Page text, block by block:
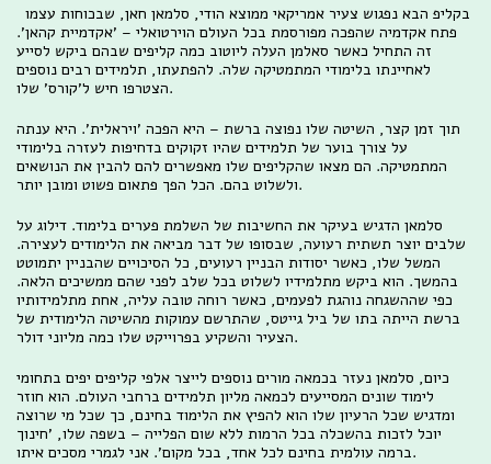
פתח אקדמיה שהפכה מפורסמת בכל העולם הוירטואלי – 'אקדמיית קהאן'.
זה התחיל כאשר סאלמן העלה ליוטוב כמה קליפים שבהם ביקש לסייע
לאחיינתו בלימודי המתמטיקה שלה. להפתעתו, תלמידים רבים נוספים
הצטרפו חיש ל'קורס' שלו.
תוך זמן קצר, השיטה שלו נפוצה ברשת – היא הפכה 'ויראלית'. היא ענתה
על צורך בוער של תלמידים שהיו זקוקים בדחיפות לעזרה בלימודי
המתמטיקה. הם מצאו שהקליפים שלו מאפשרים להם להבין את הנושאים
ולשלוט בהם. הכל הפך פתאום פשוט ומובן יותר.
סלמאן הדגיש בעיקר את החשיבות של השלמת פערים בלימוד. דילוג על
שלבים יוצר תשתית רעועה, שבסופו של דבר מביאה את הלימודים לעצירה.
המשל שלו, כאשר יסודות הבניין רעועים, כל הסיכויים שהבניין יתמוטט
בהמשך. הוא ביקש מתלמידיו לשלוט בכל שלב לפני שהם ממשיכים הלאה.
כפי שההשגחה נוהגת לפעמים, כאשר רוחה טובה עליה, אחת מתלמידותיו
ברשת הייתה בתו של ביל גייטס, שהתרשם עמוקות מהשיטה הלימודית של
הצעיר והשקיע בפרוייקט שלו כמה מליוני דולר.
כיום, סלמאן נעזר בכמאה מורים נוספים לייצר אלפי קליפים יפים בתחומי
לימוד שונים המסייעים לכמאה מליון תלמידים ברחבי העולם. הוא חוזר
ומדגיש שכל הרעיון שלו הוא להפיץ את הלימוד בחינם, כך שכל מי שרוצה
יוכל לזכות בהשכלה בכל הרמות ללא שום הפלייה – בשפה שלו, 'חינוך
ברמה עולמית בחינם לכל אחד, בכל מקום'. אני לגמרי מסכים איתו.